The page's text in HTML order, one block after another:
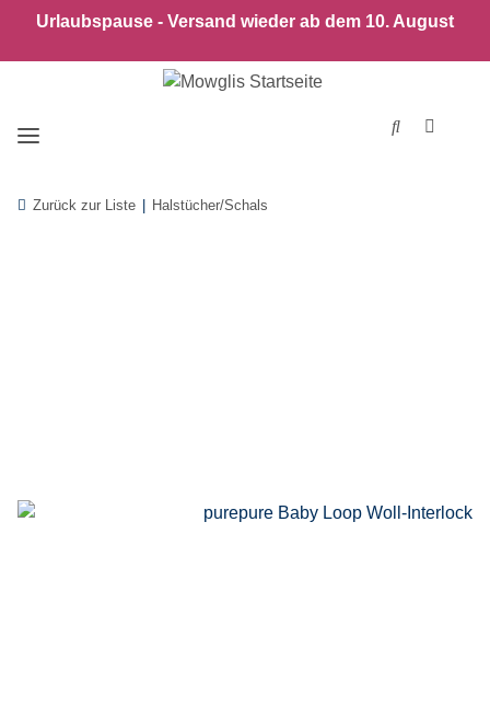
Urlaubspause - Versand wieder ab dem 10. August
Zurück zur Liste Halstücher/Schals